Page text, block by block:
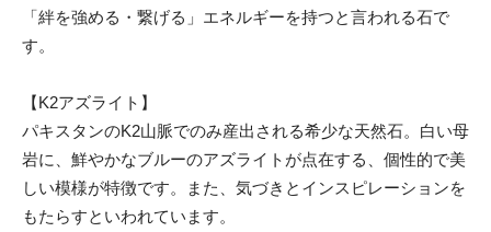
「絆を強める・繋げる」エネルギーを持つと言われる石で
す。
【K2アズライト】
パキスタンのK2山脈でのみ産出される希少な天然石。白い母
岩に、鮮やかなブルーのアズライトが点在する、個性的で美
しい模様が特徴です。また、気づきとインスピレーションを
もたらすといわれています。